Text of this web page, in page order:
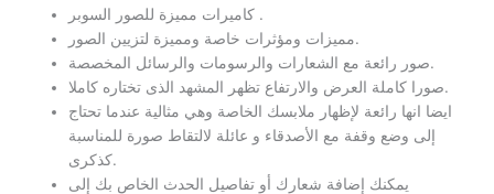
كاميرات مميزة للصور السوبر .
مميزات ومؤثرات خاصة ومميزة لتزيين الصور.
صور رائعة مع الشعارات والرسومات والرسائل المخصصة.
صورا كاملة العرض والارتفاع تظهر المشهد الذى تختاره كاملا.
ايضا انها رائعة لإظهار ملابسك الخاصة وهي مثالية عندما تحتاج
إلى وضع وقفة مع الأصدقاء و عائلة لالتقاط صورة للمناسبة
كذكرى.
يمكنك إضافة شعارك أو تفاصيل الحدث الخاص بك إلى